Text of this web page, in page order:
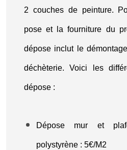
2 couches de peinture.
pose et la fourniture du
dépose inclut le
déchèterie. Voici les
dépose :
Dépose mur et
polystyrène : 5€/M2